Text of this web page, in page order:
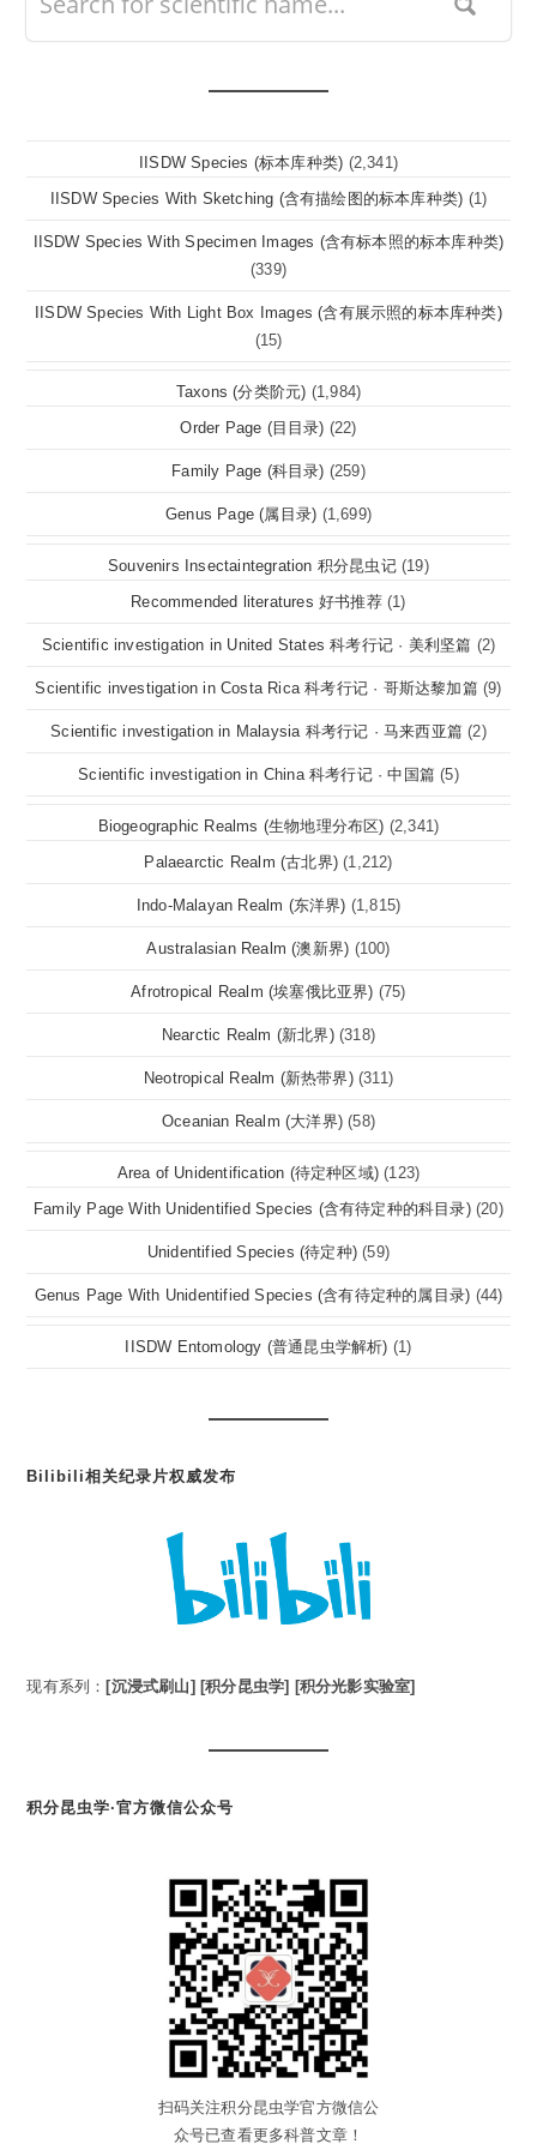
IISDW Species (标本库种类) (2,341)
IISDW Species With Sketching (含有描绘图的标本库种类) (1)
IISDW Species With Specimen Images (含有标本照的标本库种类)
(339)
IISDW Species With Light Box Images (含有展示照的标本库种类)
(15)
Taxons (分类阶元) (1,984)
Order Page (目目录) (22)
Family Page (科目录) (259)
Genus Page (属目录) (1,699)
Souvenirs Insectaintegration 积分昆虫记 (19)
Recommended literatures 好书推荐 (1)
Scientific investigation in United States 科考行记 · 美利坚篇 (2)
Scientific investigation in Costa Rica 科考行记 · 哥斯达黎加篇 (9)
Scientific investigation in Malaysia 科考行记 · 马来西亚篇 (2)
Scientific investigation in China 科考行记 · 中国篇 (5)
Biogeographic Realms (生物地理分布区) (2,341)
Palaearctic Realm (古北界) (1,212)
Indo-Malayan Realm (东洋界) (1,815)
Australasian Realm (澳新界) (100)
Afrotropical Realm (埃塞俄比亚界) (75)
Nearctic Realm (新北界) (318)
Neotropical Realm (新热带界) (311)
Oceanian Realm (大洋界) (58)
Area of Unidentification (待定种区域) (123)
Family Page With Unidentified Species (含有待定种的科目录) (20)
Unidentified Species (待定种) (59)
Genus Page With Unidentified Species (含有待定种的属目录) (44)
IISDW Entomology (普通昆虫学解析) (1)
Bilibili相关纪录片权威发布
现有系列： [沉浸式刷山] [积分昆虫学] [积分光影实验室]
积分昆虫学·官方微信公众号
扫码关注积分昆虫学官方微信公
众号已查看更多科普文章！